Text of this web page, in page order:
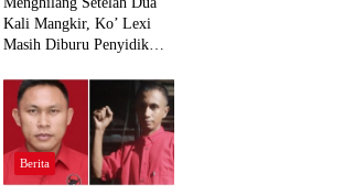
Kali Mangkir, Ko’ Lexi
Masih Diburu Penyidik
Berita